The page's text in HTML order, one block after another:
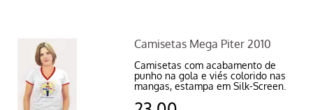
Camisetas Mega Piter 2010
Camisetas com acabamento de
punho na gola e viés colorido nas
mangas, estampa em Silk-Screen.